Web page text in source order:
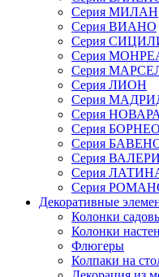
Серия МИЛАН
Серия ВИАНО
Серия
Серия
Серия
Серия ЛИОН
Серия
Серия НОВАРА
Серия БОРНЕО
Серия
Серия ВАЛЕРИ
Серия
Серия
Декоративные
Колонки
Колонки
Флюгеры
Колпаки на